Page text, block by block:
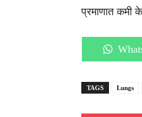
प्रमाणात
Share
on
TAGS Lungs